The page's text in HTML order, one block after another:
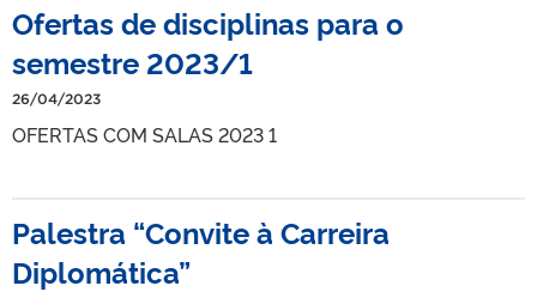
Ofertas de disciplinas para o
semestre 2023/1
26/04/2023
OFERTAS COM SALAS 2023 1
Palestra “Convite à Carreira
Diplomática”